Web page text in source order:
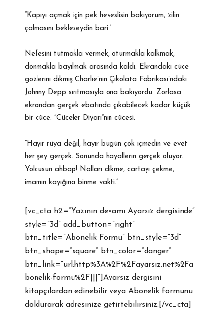
“Kapıyı açmak için pek heveslisin bakıyorum, zilin
çalmasını bekleseydin bari.”
Nefesini tutmakla vermek, oturmakla kalkmak,
donmakla bayılmak arasında kaldı. Ekrandaki cüce
gözlerini dikmiş Charlie’nin Çikolata Fabrikası’ndaki
Johnny Depp sırıtmasıyla ona bakıyordu. Zorlasa
ekrandan gerçek ebatında çıkabilecek kadar küçük
bir cüce. “Cüceler Diyarı”nın cücesi.
“Hayır rüya değil, hayır bugün çok içmedin ve evet
her şey gerçek. Sonunda hayallerin gerçek oluyor.
Yolcusun ahbap! Nalları dikme, cartayı çekme,
imamın kayığına binme vakti.”
[vc_cta h2=”Yazının devamı Ayarsız dergisinde”
style=”3d” add_button=”right”
btn_title=”Abonelik Formu” btn_style=”3d”
btn_shape=”square” btn_color=”danger”
btn_link=”url:http%3A%2F%2Fayarsiz.net%2Fa
bonelik-formu%2F|||”]Ayarsız dergisini
kitapçılardan edinebilir veya Abonelik formunu
doldurarak adresinize getirtebilirsiniz.[/vc_cta]